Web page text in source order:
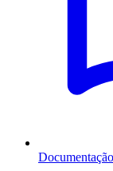
Documentação